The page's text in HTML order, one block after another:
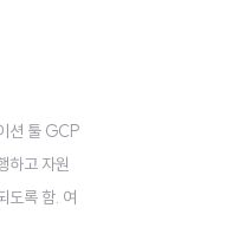
션 툴 GCP
하고 자원
도록 함. 여